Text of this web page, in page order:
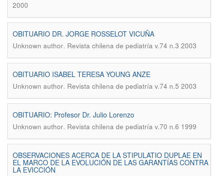
2000
OBITUARIO DR. JORGE ROSSELOT VICUÑA
Unknown author. Revista chilena de pediatría v.74 n.3 2003
OBITUARIO ISABEL TERESA YOUNG ANZE
Unknown author. Revista chilena de pediatría v.74 n.5 2003
OBITUARIO: Profesor Dr. Julio Lorenzo
Unknown author. Revista chilena de pediatría v.70 n.6 1999
OBSERVACIONES ACERCA DE LA STIPULATIO DUPLAE EN
EL MARCO DE LA EVOLUCIÓN DE LAS GARANTÍAS CONTRA
LA EVICCIÓN